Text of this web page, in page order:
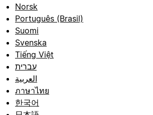
Norsk
Português (Brasil)
Suomi
Svenska
Tiếng Việt
עברית
العربية
ภาษาไทย
한국어